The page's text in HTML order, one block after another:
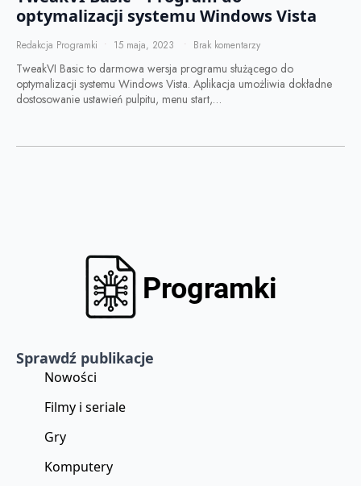
optymalizacji systemu Windows Vista
Redakcja Programki 15 maja, 2023 Brak komentarzy
TweakVI Basic to darmowa wersja programu służącego do
optymalizacji systemu Windows Vista. Aplikacja umożliwia dokładne
dostosowanie ustawień pulpitu, menu start,…
Sprawdź publikacje
Nowości
Filmy i seriale
Gry
Komputery